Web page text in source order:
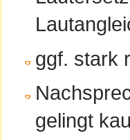
ggf. stark
gelingt